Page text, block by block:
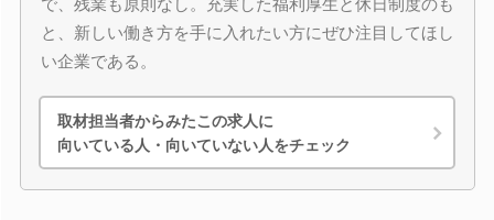
で、残業も原則なし。充実した福利厚生と休日制度のも
と、新しい働き方を手に入れたい方にぜひ注目してほし
い企業である。
取材担当者からみたこの求人に
向いている人・向いていない人をチェック